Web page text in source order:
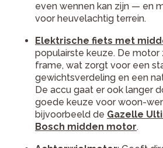
even wennen kan zijn — en
voor heuvelachtig terrein.
Elektrische fiets met
populairste keuze. De motor
frame, wat zorgt voor een
gewichtsverdeling en een
De accu gaat er ook langer
goede keuze voor woon-
bijvoorbeeld de Gazelle
Bosch midden motor.